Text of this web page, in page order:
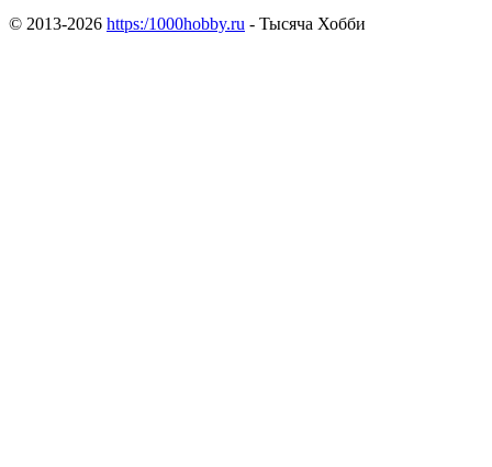
© 2013-2026 https:/1000hobby.ru - Тысяча Хобби